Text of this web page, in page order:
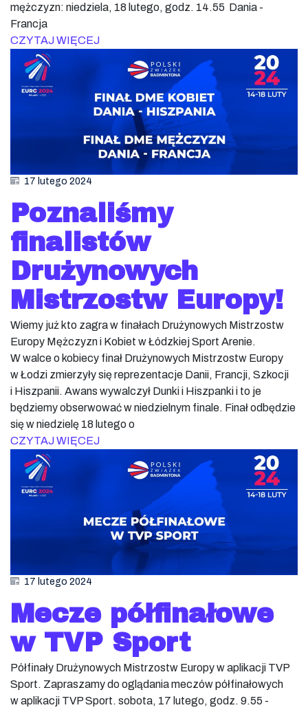
mężczyzn: niedziela, 18 lutego, godz. 14.55 Dania -
Francja
CZYTAJ WIĘCEJ
17 lutego 2024
Poznaliśmy
finalistów
Drużynowych
Mistrzostw Europy!
Wiemy już kto zagra w finałach Drużynowych Mistrzostw
Europy Mężczyzn i Kobiet w Łódzkiej Sport Arenie.
W walce o kobiecy finał Drużynowych Mistrzostw Europy
w Łodzi zmierzyły się reprezentacje Danii, Francji, Szkocji
i Hiszpanii. Awans wywalczył Dunki i Hiszpanki i to je
będziemy obserwować w niedzielnym finale. Finał odbędzie
się w niedzielę 18 lutego o
CZYTAJ WIĘCEJ
17 lutego 2024
Mecze półfinałowe
w TVP Sport
Półfinały Drużynowych Mistrzostw Europy w aplikacji TVP
Sport. Zapraszamy do oglądania meczów półfinałowych
w aplikacji TVP Sport. sobota, 17 lutego, godz. 9.55 -